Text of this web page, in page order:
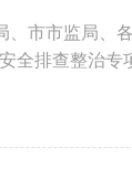
市市监局、
全排查整治